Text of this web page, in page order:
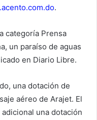
.
categoría Prensa
un paraíso de aguas
en Diario Libre.
una dotación de
aéreo de Arajet. El
adicional una dotación